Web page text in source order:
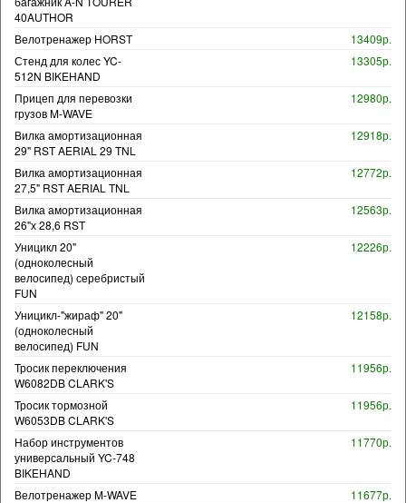
40AUTHOR
Велотренажер HORST
13409р.
Стенд для колес YC-
512N BIKEHAND
13305р.
Прицеп для перевозки
грузов M-WAVE
12980р.
Вилка амортизационная
29" RST AERIAL 29 TNL
12918р.
Вилка амортизационная
27,5" RST AERIAL TNL
12772р.
Вилка амортизационная
26"х 28,6 RST
12563р.
Уницикл 20"
(одноколесный
велосипед) серебристый
FUN
12226р.
Уницикл-"жираф" 20"
(одноколесный
велосипед) FUN
12158р.
Тросик переключения
W6082DB CLARK'S
11956р.
Тросик тормозной
W6053DB CLARK'S
11956р.
Набор инструментов
универсальный YC-748
BIKEHAND
11770р.
Велотренажер M-WAVE
11677р.